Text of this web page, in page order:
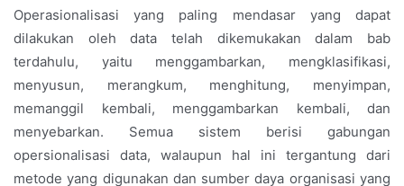
Operasionalisasi yang paling mendasar yang dapat
dilakukan oleh data telah dikemukakan dalam bab
terdahulu, yaitu menggambarkan, mengklasifikasi,
menyusun, merangkum, menghitung, menyimpan,
memanggil kembali, menggambarkan kembali, dan
menyebarkan. Semua sistem berisi gabungan
opersionalisasi data, walaupun hal ini tergantung dari
metode yang digunakan dan sumber daya organisasi yang